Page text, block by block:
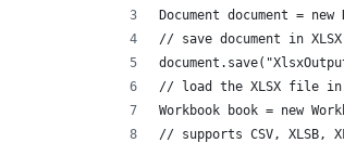
Document document =
// save document in
// load the XLSX file in
Workbook book = new
// supports CSV, XLSB,